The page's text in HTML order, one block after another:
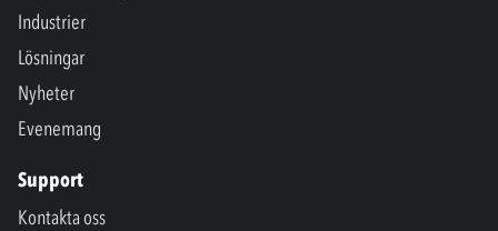
Industrier
Lösningar
Nyheter
Evenemang
Support
Kontakta oss